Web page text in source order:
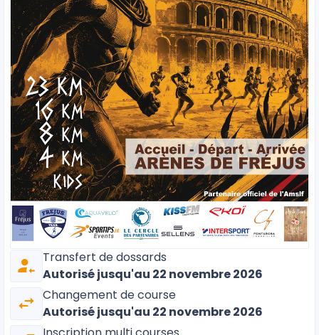
Transfert de dossards
Autoriséjusqu'au 22 novembre 2026
Changement de course
Autoriséjusqu'au 22 novembre 2026